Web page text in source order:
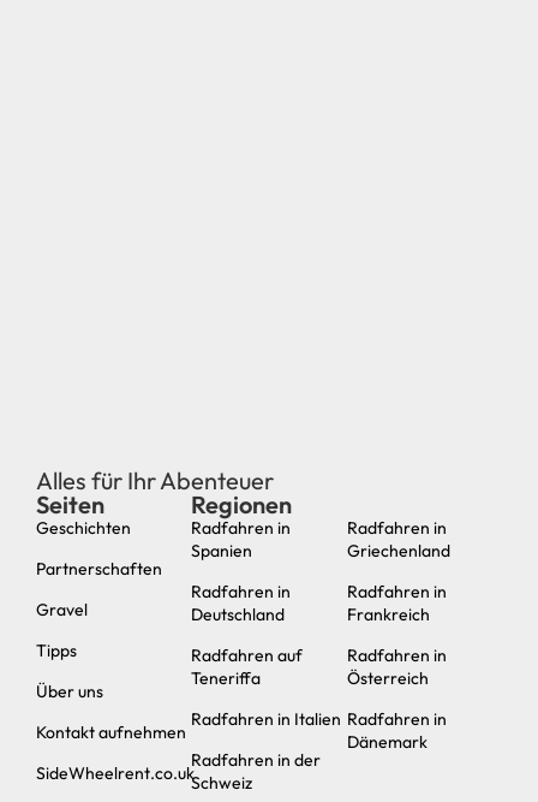
Alles für Ihr Abenteuer
Seiten
Geschichten
Partnerschaften
Gravel
Tipps
Über uns
Kontakt aufnehmen
SideWheelrent.co.uk
Regionen
Radfahren in
Spanien
Radfahren in
Deutschland
Radfahren auf
Teneriffa
Radfahren in Italien
Radfahren in der
Schweiz
Radfahren in
Griechenland
Radfahren in
Frankreich
Radfahren in
Österreich
Radfahren in
Dänemark